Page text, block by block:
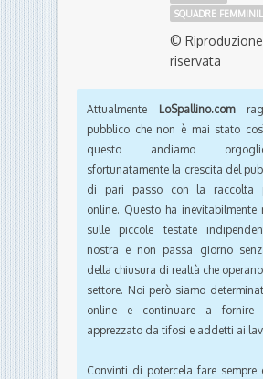
SQUADRE FEMMINILI
© Riproduzione
riservata
Attualmente LoSpallino.com
pubblico che non è mai stato
questo andiamo
sfortunatamente la crescita del
di pari passo con la raccolta
online. Questo ha inevitabilmente
sulle piccole testate
nostra e non passa giorno
della chiusura di realtà che
settore. Noi però siamo
online e continuare a fornire
apprezzato da tifosi e addetti ai
Convinti di potercela fare sempre